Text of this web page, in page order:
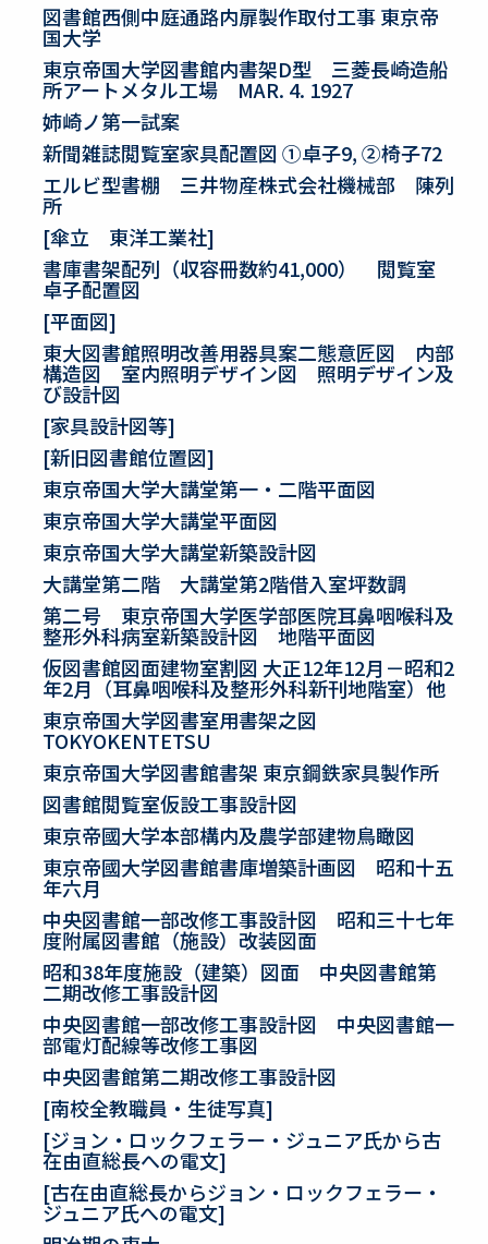
図書館西側中庭通路内扉製作取付工事 東京帝
国大学
東京帝国大学図書館内書架D型 三菱長崎造船
所アートメタル工場 MAR. 4. 1927
姉崎ノ第一試案
新聞雑誌閲覧室家具配置図 ①卓子9, ②椅子72
エルビ型書棚 三井物産株式会社機械部 陳列
所
[傘立 東洋工業社]
書庫書架配列（収容冊数約41,000） 閲覧室
卓子配置図
[平面図]
東大図書館照明改善用器具案二態意匠図 内部
構造図 室内照明デザイン図 照明デザイン及
び設計図
[家具設計図等]
[新旧図書館位置図]
東京帝国大学大講堂第一・二階平面図
東京帝国大学大講堂平面図
東京帝国大学大講堂新築設計図
大講堂第二階 大講堂第2階借入室坪数調
第二号 東京帝国大学医学部医院耳鼻咽喉科及
整形外科病室新築設計図 地階平面図
仮図書館図面建物室割図 大正12年12月－昭和2
年2月（耳鼻咽喉科及整形外科新刊地階室）他
東京帝国大学図書室用書架之図
TOKYOKENTETSU
東京帝国大学図書館書架 東京鋼鉄家具製作所
図書館閲覧室仮設工事設計図
東京帝國大学本部構内及農学部建物鳥瞰図
東京帝國大学図書館書庫増築計画図 昭和十五
年六月
中央図書館一部改修工事設計図 昭和三十七年
度附属図書館（施設）改装図面
昭和38年度施設（建築）図面 中央図書館第
二期改修工事設計図
中央図書館一部改修工事設計図 中央図書館一
部電灯配線等改修工事図
中央図書館第二期改修工事設計図
[南校全教職員・生徒写真]
[ジョン・ロックフェラー・ジュニア氏から古
在由直総長への電文]
[古在由直総長からジョン・ロックフェラー・
ジュニア氏への電文]